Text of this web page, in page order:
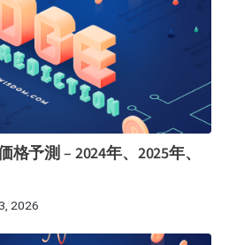
格予測 – 2024年、2025年、
2026